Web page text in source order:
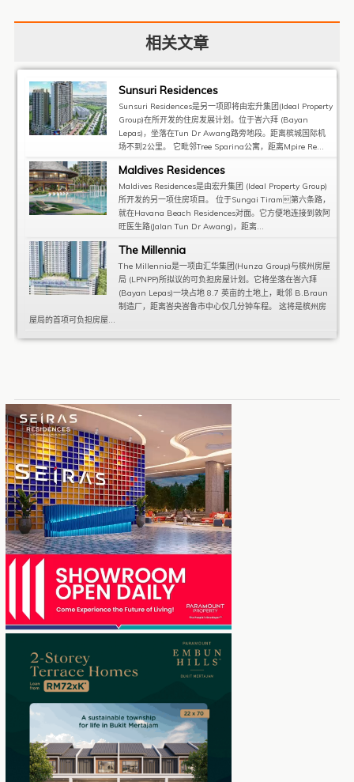
相关文章
Sunsuri Residences
Sunsuri Residences是另一项即将由宏升集团(Ideal Property
Group)在所开发的住房发展计划。位于峇六拜 (Bayan
Lepas)，坐落在Tun Dr Awang路旁地段。距离槟城国际机
场不到2公里。 它毗邻Tree Sparina公寓，距离Mpire Re...
Maldives Residences
Maldives Residences是由宏升集团 (Ideal Property Group)
所开发的另一项住房项目。 位于Sungai Tiram第六条路，
就在Havana Beach Residences对面。它方便地连接到敦阿
旺医生路(Jalan Tun Dr Awang)，距离...
The Millennia
The Millennia是一项由汇华集团(Hunza Group)与槟州房屋
局 (LPNPP)所拟议的可负担房屋计划。它将坐落在峇六拜
(Bayan Lepas)一块占地 8.7 英亩的土地上，毗邻 B.Braun
制造厂，距离峇央峇鲁市中心仅几分钟车程。 这将是槟州房
屋局的首项可负担房屋...